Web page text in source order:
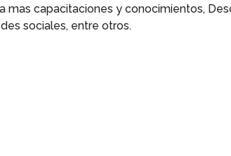
capacitaciones y conocimientos,
sociales, entre otros.